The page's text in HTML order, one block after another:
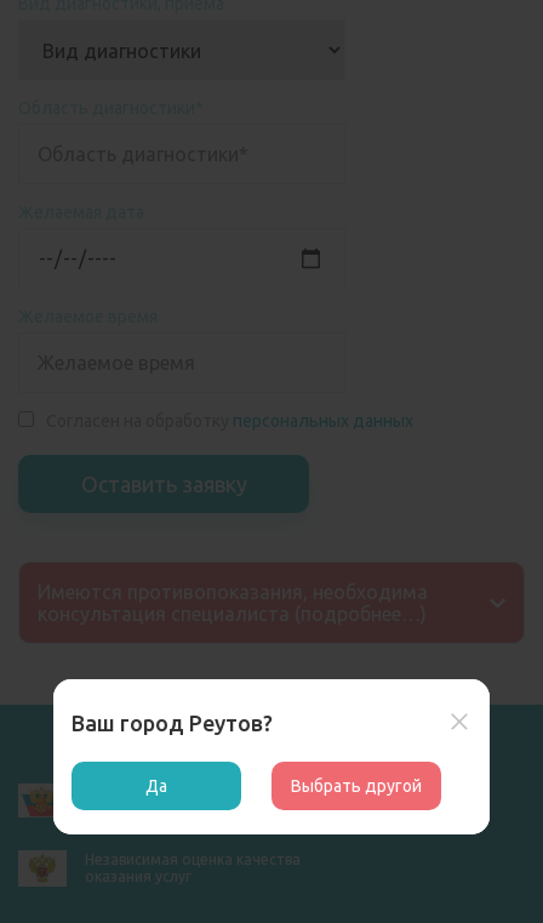
персональных данных
Результаты независимой оценки
качества оказания услуг
Независимая оценка качества
оказания услуг
Ваш город Реутов?
Да Выбрать другой